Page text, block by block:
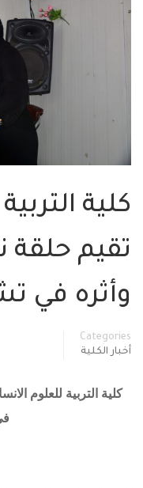
كلية
تقيم حلقة
وأثره في
Categories
أخبار الكلية
كلية التربية للعلوم